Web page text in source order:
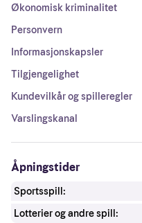
Økonomisk kriminalitet
Personvern
Informasjonskapsler
Tilgjengelighet
Kundevilkår og spilleregler
Varslingskanal
Åpningstider
Sportsspill:
Lotterier og andre spill: